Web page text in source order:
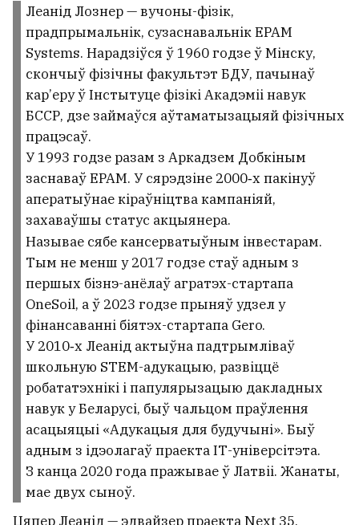
Леанід Лознер — вучоны-фізік,
прадпрымальнік, сузаснавальнік EPAM
Systems. Нарадзіўся ў 1960 годзе ў Мінску,
скончыў фізічны факультэт БДУ, пачынаў
кар’еру ў Інстытуце фізікі Акадэміі навук
БССР, дзе займаўся аўтаматызацыяй фізічных
працэсаў.
У 1993 годзе разам з Аркадзем Добкіным
заснаваў EPAM. У сярэдзіне 2000‑х пакінуў
аператыўнае кіраўніцтва кампаніяй,
захаваўшы статус акцыянера.
Называе сябе кансерватыўным інвестарам.
Тым не менш у 2017 годзе стаў адным з
першых бізнэ-анёлаў агратэх-стартапа
OneSoil, а ў 2023 годзе прыняў удзел у
фінансаванні біятэх-стартапа Gero.
У 2010‑х Леанід актыўна падтрымліваў
школьную STEM-адукацыю, развіццё
робататэхнікі і папулярызацыю дакладных
навук у Беларусі, быў чальцом праўлення
асацыяцыі «Адукацыя для будучыні». Быў
адным з ідэолагаў праекта ІТ-універсітэта.
З канца 2020 года пражывае ў Латвіі. Жанаты,
мае двух сыноў.
Цяпер Леанід — эдвайзер праекта Next 35,